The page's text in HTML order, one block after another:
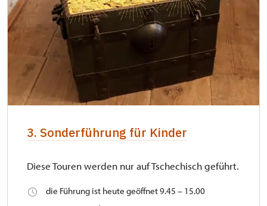
3. Sonderführung für Kinder
Diese Touren werden nur auf Tschechisch geführt.
die Führung ist heute geöffnet 9.45 – 15.00